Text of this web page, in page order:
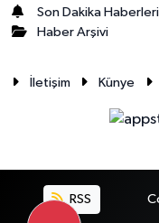
Son Dakika Haberleri
Haber Arşivi
İletişim Künye
RSS